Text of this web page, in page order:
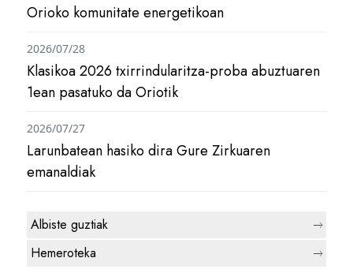
Orioko komunitate energetikoan
Klasikoa 2026 txirrindularitza-proba abuztuaren
1ean pasatuko da Oriotik
2026/07/28
Larunbatean hasiko dira Gure Zirkuaren
emanaldiak
2026/07/27
Albiste guztiak
Hemeroteka